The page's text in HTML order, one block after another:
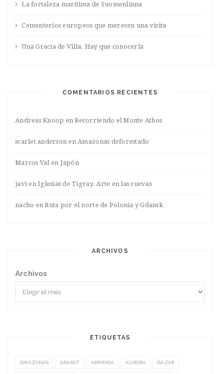
La fortaleza marítima de Suomenlinna
Cementerios europeos que merecen una visita
Una Gracia de Villa. Hay que conocerla
COMENTARIOS RECIENTES
Andreas Knoop enRecorriendo el Monte Athos
scarlet anderson enAmazonas deforestado
Marcos Valen Japón
javienIglesias de Tigray. Arte en las cuevas
nacho enRuta por el norte de Polonia y Gdansk
ARCHIVOS
Archivos
ETIQUETAS
AMAZONAS ARARAT ARMENIA AURORA BAZAR